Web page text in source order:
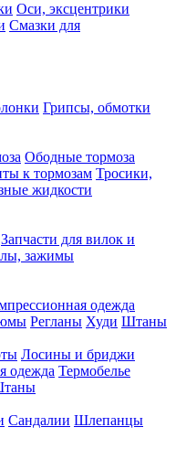
Оси, эксцентрики
Смазки для
Грипсы, обмотки
Ободные тормоза
к тормозам Тросики,
жидкости
Запчасти для вилок и
зажимы
одежда
Регланы Худи Штаны
Лосины и бриджи
одежда Термобелье
Сандалии Шлепанцы